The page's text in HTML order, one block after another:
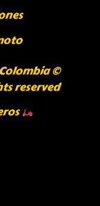
©
reserved